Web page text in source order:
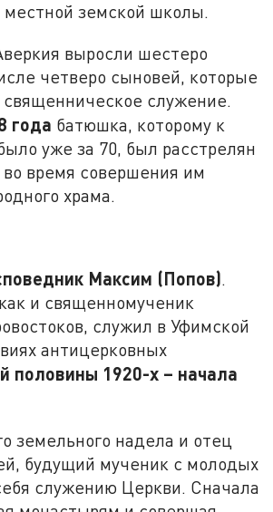
местной земской школы.
выросли шестеро
четверо сыновей, которые
служение.
года батюшка, которому к
уже за 70, был расстрелян
время совершения им
храма.
Максим (Попов).
и священномученик
служил в Уфимской
антицерковных
половины 1920-х – начала
земельного надела и отец
будущий мученик с молодых
служению Церкви. Сначала